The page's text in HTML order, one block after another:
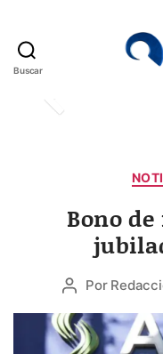
Buscar
Bono
Autor
la
entrada
Por